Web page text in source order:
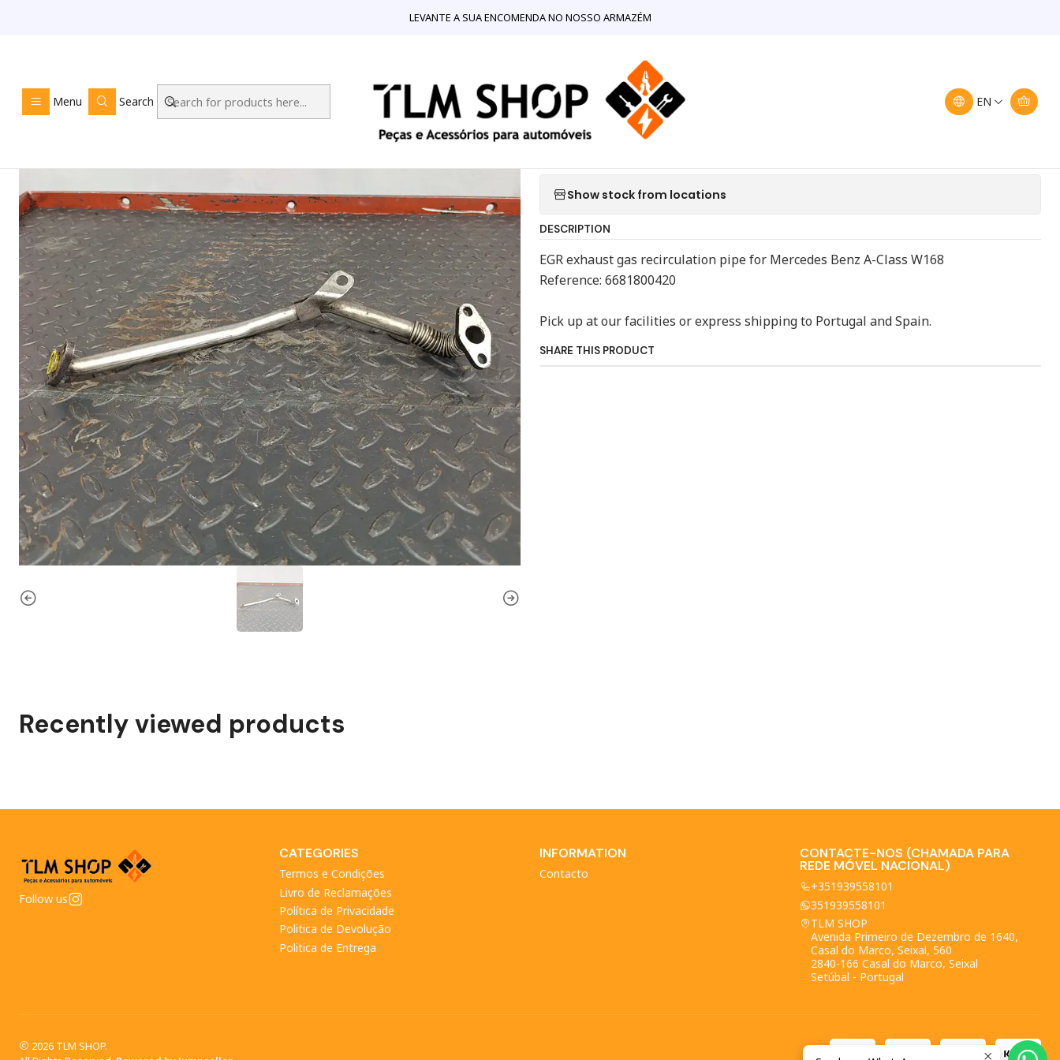
Menu Search EN
LEVANTE A SUA ENCOMENDA NO NOSSO ARMAZÉM
Motores e Componentes para Motores Tubos EGR tube Mercedes W168 668 180 04 20
EGR tube Mercedes W168 668 180 04
20
Show stock from locations
DESCRIPTION
EGR exhaust gas recirculation pipe for Mercedes Benz A-Class W168
Reference: 6681800420
Pick up at our facilities or express shipping to Portugal and Spain.
SHARE THIS PRODUCT
Recently viewed products
Follow us
CATEGORIES
Termos e Condições
Livro de Reclamações
Política de Privacidade
Politica de Devolução
Politica de Entrega
INFORMATION
Contacto
CONTACTE-NOS (CHAMADA PARA
REDE MÓVEL NACIONAL)
+351939558101
351939558101
TLM SHOP
Avenida Primeiro de Dezembro de 1640,
Casal do Marco, Seixal, 560
2840-166 Casal do Marco, Seixal
Setúbal - Portugal
2026 TLM SHOP.